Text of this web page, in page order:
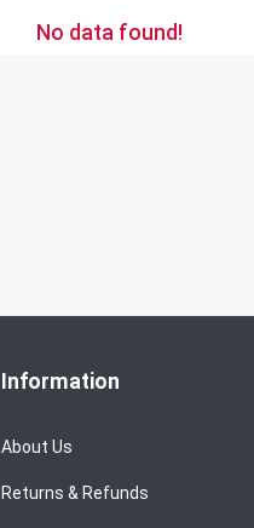
No data found!
Information
About Us
Returns & Refunds